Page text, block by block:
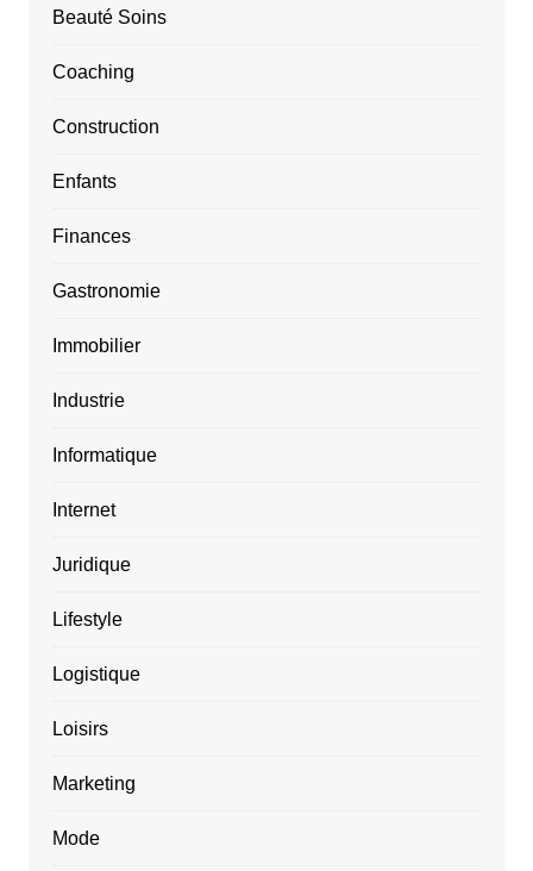
Beauté Soins
Coaching
Construction
Enfants
Finances
Gastronomie
Immobilier
Industrie
Informatique
Internet
Juridique
Lifestyle
Logistique
Loisirs
Marketing
Mode